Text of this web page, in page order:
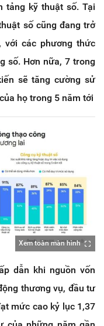
tảng kỹ thuật số. Tại
số cũng đang trở
với các phương thức
số. Hơn nữa, 7 trong
sẽ tăng cường sử
họ trong 5 năm tới
Xem toàn màn hình
dẫn khi nguồn vốn
thương vụ, đầu tư
mức cao kỷ lục 1,37